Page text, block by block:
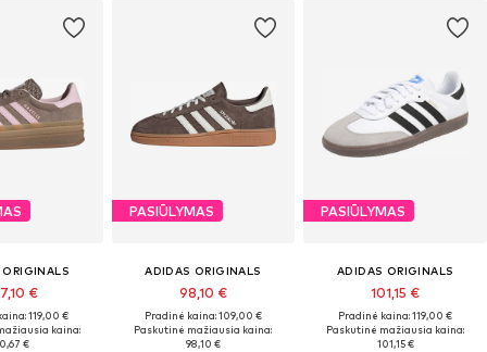
€
119,00 €
kaina:
€
PASIŪLYMAS
ADIDAS ORIGINALS
98,10 €
Pradinė kaina: 109,00 €
Paskutinė mažiausia kaina:
98,10 €
PASIŪLYMAS
ADIDAS ORIGINALS
101,15 €
Pradinė kaina: 119,00 €
Paskutinė mažiausia kaina:
101,15 €